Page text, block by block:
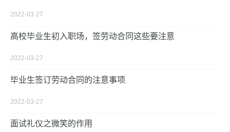
2022-03-27
高校毕业生初入职场，签劳动合同这些要注意
2022-03-27
毕业生签订劳动合同的注意事项
2022-03-27
面试礼仪之微笑的作用